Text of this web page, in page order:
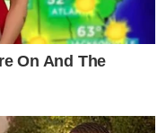
On And The